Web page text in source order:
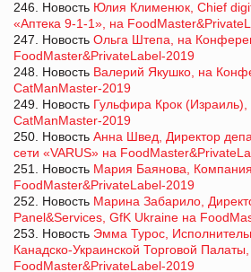
246. Новость Юлия Клименюк, Chief
«Аптека 9-1-1», на
247. Новость Ольга Штепа, на
FoodMaster&PrivateLabel-2019
248. Новость Валерий Якушко, на
CatManMaster-2019
249. Новость Гульфира Крок
CatManMaster-2019
250. Новость Анна Швед, Директор
сети «VARUS» на
251. Новость Мария Баянова,
FoodMaster&PrivateLabel-2019
252. Новость Марина Забарило,
Panel&Services, GfK Ukraine на
253. Новость Эмма Турос,
Канадско-Украинской Торговой
FoodMaster&PrivateLabel-2019